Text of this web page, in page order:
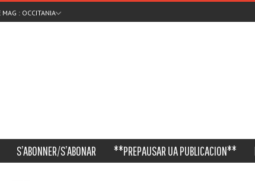
MAG : OCCITANIA
S’ABONNER/S’ABONAR **PREPAUSAR UA PUBLICACION**